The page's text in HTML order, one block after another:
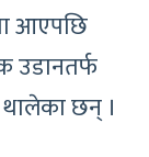
आएपछि
उडानतर्फ
छन् ।